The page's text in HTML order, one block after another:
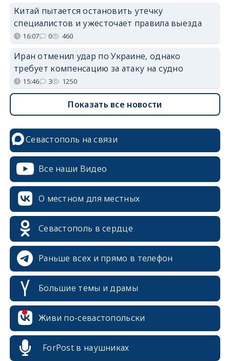
Китай пытается остановить утечку
специалистов и ужесточает правила выезда
16:07 0 460
Иран отменил удар по Украине, однако
требует компенсацию за атаку на судно
15:46 3 1250
Показать все новости
Севастополь на связи
Все наши Видео
О местном для местных
Севастополь в сердце
Раньше всех и прямо в телефон
Большие темы и драмы
Живи по-севастопольски
ForPost в наушниках